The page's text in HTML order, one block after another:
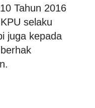
Tahun 2016
selaku
juga kepada